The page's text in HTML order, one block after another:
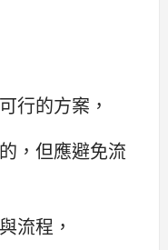
行的方案，
，但應避免流
流程，